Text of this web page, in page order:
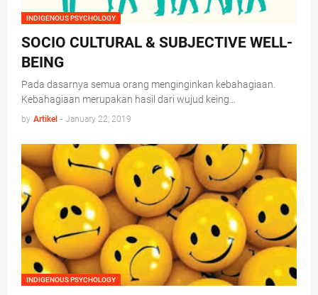
INDIGENOUS PSYCHOLOGY
SOCIO CULTURAL & SUBJECTIVE WELL-
BEING
Pada dasarnya semua orang menginginkan kebahagiaan.
Kebahagiaan merupakan hasil dari wujud keing…
by Artikel - January 22, 2019
INDIGENOUS PSYCHOLOGY